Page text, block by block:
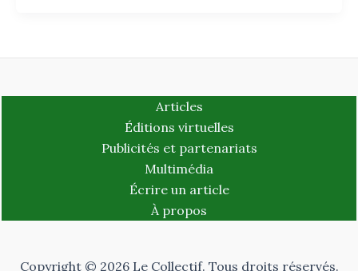
Articles
Éditions virtuelles
Publicités et partenariats
Multimédia
Écrire un article
À propos
Copyright © 2026 Le Collectif. Tous droits réservés.